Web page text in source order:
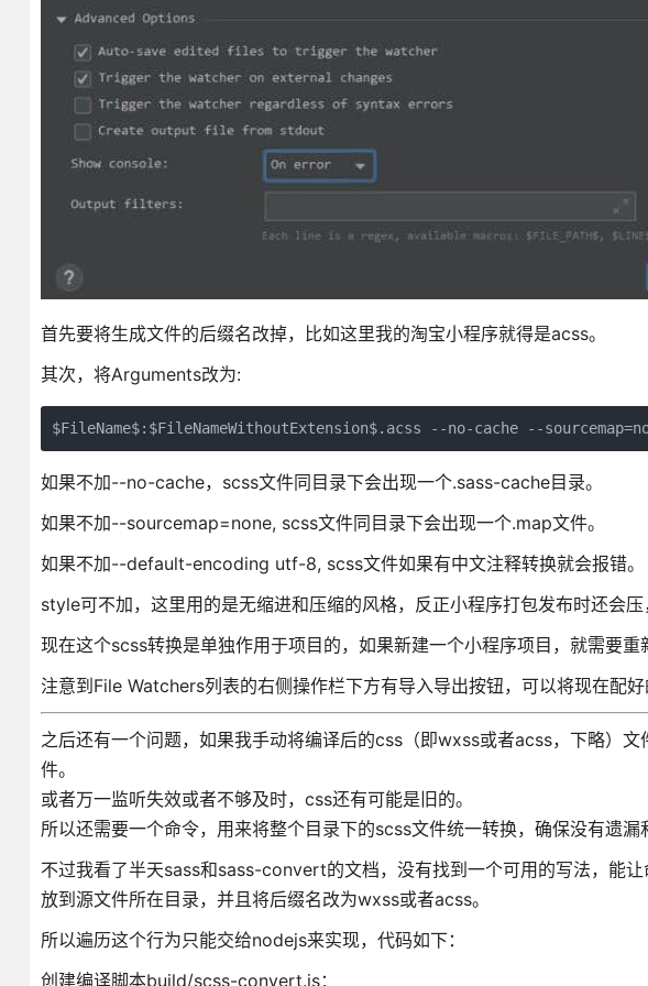
首先要将生成文件的后缀名改掉，比如这里我的淘宝小程序就得是acss。
其次，将Arguments改为:
$FileName$:$FileNameWithoutExtension$.acss --no-cache --
如果不加--no-cache，scss文件同目录下会出现一个.sass-cache目录。
如果不加--sourcemap=none, scss文件同目录下会出现一个.map文件。
如果不加--default-encoding utf-8, scss文件如果有中文注释转换就会报错。
style可不加，这里用的是无缩进和压缩的风格，反正小程序打包发布时还会压
现在这个scss转换是单独作用于项目的，如果新建一个小程序项目，就需要重
注意到File Watchers列表的右侧操作栏下方有导入导出按钮，可以将现在配
之后还有一个问题，如果我手动将编译后的css（即wxss或者acss，下略）
件。
或者万一监听失效或者不够及时，css还有可能是旧的。
所以还需要一个命令，用来将整个目录下的scss文件统一转换，确保没有遗漏
不过我看了半天sass和sass-convert的文档，没有找到一个可用的写法，能
放到源文件所在目录，并且将后缀名改为wxss或者acss。
所以遍历这个行为只能交给nodejs来实现，代码如下：
创建编译脚本build/scss-convert.js：